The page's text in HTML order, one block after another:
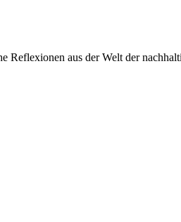
aus der Welt der